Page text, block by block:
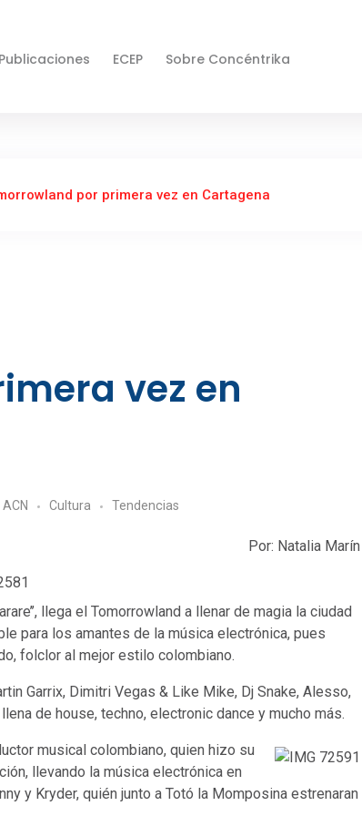
Publicaciones ECEP Sobre Concéntrika
por primera vez en Cartagena
vez en
ACN Cultura Tendencias
Por: Natalia Marín
llega el Tomorrowland a llenar de magia la ciudad
para los amantes de la música electrónica, pues
folclor al mejor estilo colombiano.
Garrix, Dimitri Vegas & Like Mike, Dj Snake, Alesso,
de house, techno, electronic dance y mucho más.
musical colombiano, quien hizo su
llevando la música electrónica en
y Kryder, quién junto a Totó la Momposina estrenaran